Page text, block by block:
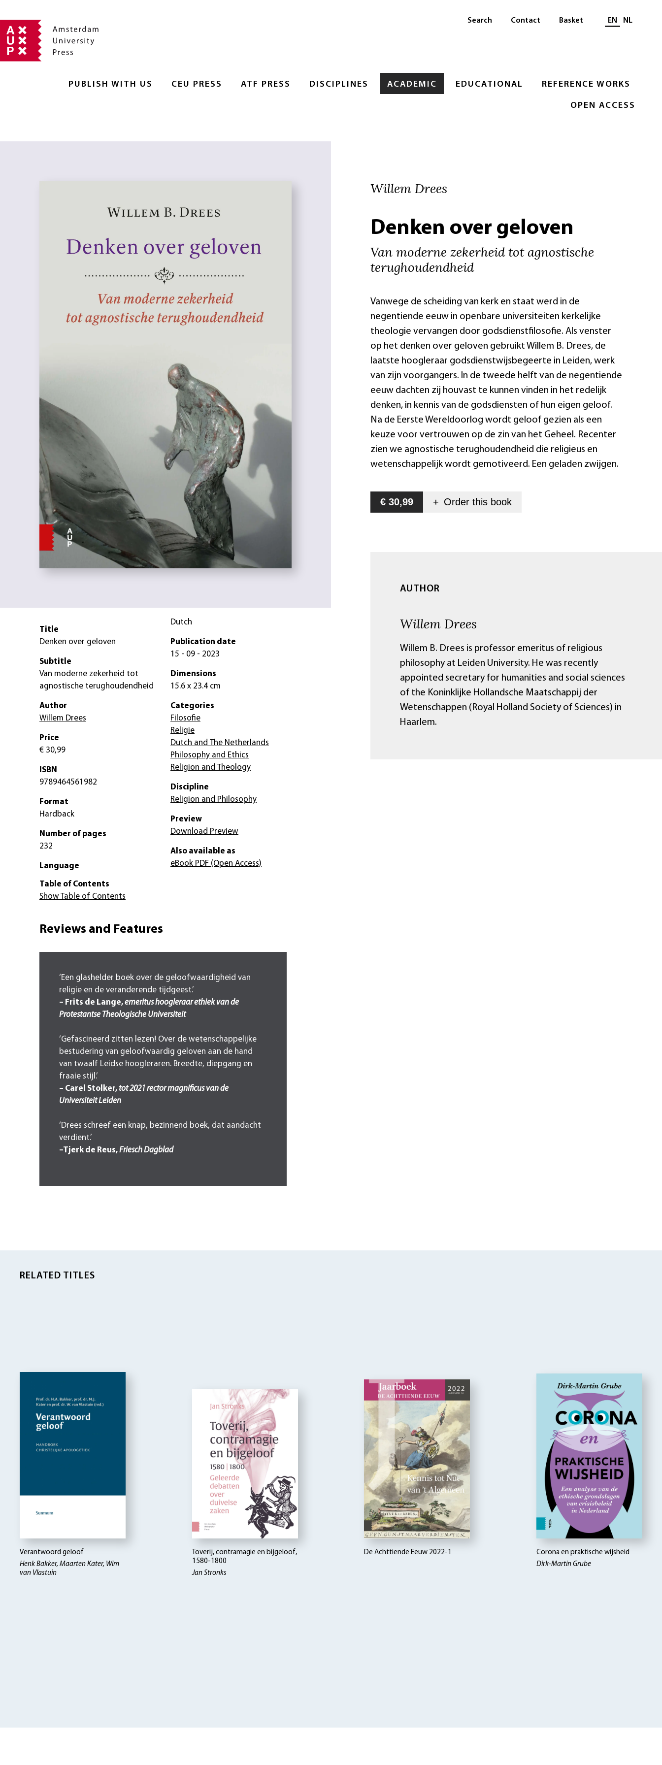
PUBLISH WITH US CEU PRESS ATF PRESS DISCIPLINES ACADEMIC EDUCATIONAL REFERENCE WORKS
OPEN ACCESS
Search Contact Basket Select language
EN NL
Willem Drees
Denken over geloven
Van moderne zekerheid tot agnostische
terughoudendheid
Vanwege de scheiding van kerk en staat werd in de
negentiende eeuw in openbare universiteiten kerkelijke
theologie vervangen door godsdienstfilosofie. Als venster
op het denken over geloven gebruikt Willem B. Drees, de
laatste hoogleraar godsdienstwijsbegeerte in Leiden, werk
van zijn voorgangers. In de tweede helft van de negentiende
eeuw dachten zij houvast te kunnen vinden in het redelijk
denken, in kennis van de godsdiensten of hun eigen geloof.
Na de Eerste Wereldoorlog wordt geloof gezien als een
keuze voor vertrouwen op de zin van het Geheel. Recenter
zien we agnostische terughoudendheid die religieus en
wetenschappelijk wordt gemotiveerd. Een geladen zwijgen.
€ 30,99 + Order this book
AUTHOR
Willem Drees
Willem B. Drees is professor emeritus of religious
philosophy at Leiden University. He was recently
appointed secretary for humanities and social sciences
of the Koninklijke Hollandsche Maatschappij der
Wetenschappen (Royal Holland Society of Sciences) in
Haarlem.
Title
Denken over geloven
Subtitle
Van moderne zekerheid tot
agnostische terughoudendheid
Author
Willem Drees
Price
€ 30,99
ISBN
9789464561982
Format
Hardback
Number of pages
232
Language
Dutch
Publication date
15 - 09 - 2023
Dimensions
15.6 x 23.4 cm
Categories
Filosofie
Religie
Dutch and The Netherlands
Philosophy and Ethics
Religion and Theology
Discipline
Religion and Philosophy
Preview
Download Preview
Also available as
eBook PDF (Open Access)
Table of Contents
Show Table of Contents
Reviews and Features
‘Een glashelder boek over de geloofwaardigheid van
religie en de veranderende tijdgeest.’
– Frits de Lange,emeritus hoogleraar ethiek van de
Protestantse Theologische Universiteit
‘Gefascineerd zitten lezen! Over de wetenschappelijke
bestudering van geloofwaardig geloven aan de hand
van twaalf Leidse hoogleraren. Breedte, diepgang en
fraaie stijl.’
– Carel Stolker, tot 2021 rector magnificus van de
Universiteit Leiden
‘Drees schreef een knap, bezinnend boek, dat aandacht
verdient.’
–Tjerk de Reus,Friesch Dagblad
RELATED TITLES
Verantwoord geloof
Henk Bakker, Maarten Kater, Wim
van Vlastuin
Toverij, contramagie en bijgeloof,
1580-1800
Jan Stronks
De Achttiende Eeuw 2022-1
Corona en praktische wijsheid
Dirk-Martin Grube